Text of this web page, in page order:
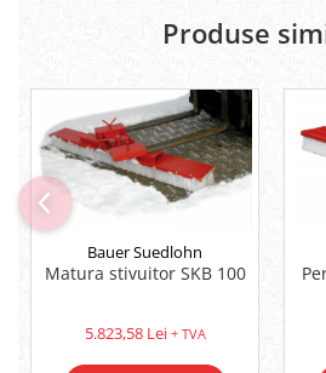
Produse
Bauer Suedlohn
Matura stivuitor SKB 100
5.823,58 Lei + TVA